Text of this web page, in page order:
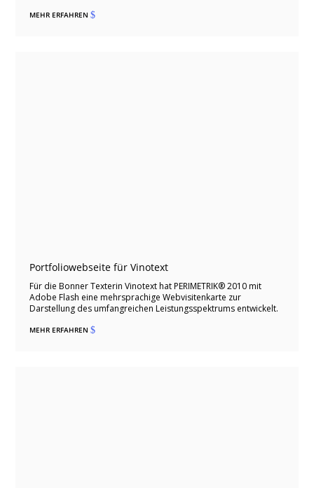
MEHR ERFAHREN$
Portfoliowebseite für Vinotext
Für die Bonner Texterin Vinotext hat PERIMETRIK® 2010 mit
Adobe Flash eine mehrsprachige Webvisitenkarte zur
Darstellung des umfangreichen Leistungsspektrums entwickelt.
MEHR ERFAHREN$